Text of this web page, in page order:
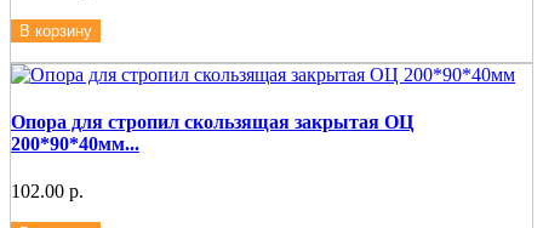
В корзину
Опора для стропил скользящая закрытая ОЦ
200*90*40мм...
102.00 р.